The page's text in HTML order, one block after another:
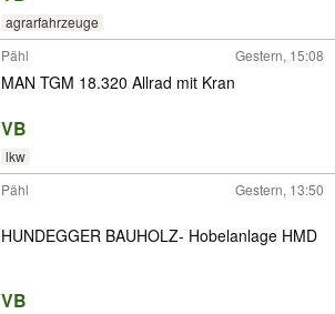
agrarfahrzeuge
Pähl
Gestern, 15:08
MAN TGM 18.320 Allrad mit Kran
VB
lkw
Pähl
Gestern, 13:50
HUNDEGGER BAUHOLZ- Hobelanlage HMD
VB